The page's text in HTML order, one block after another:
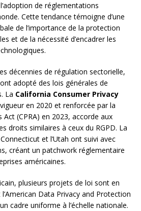
de réglementations
Cette tendance témoigne d’une
de l’importance de la protection
et de la nécessité d’encadrer les
décennies de régulation sectorielle,
adopté des lois générales de
La California Consumer Privacy
en 2020 et renforcée par la
Act (CPRA) en 2023, accorde aux
droits similaires à ceux du RGPD. La
et l’Utah ont suivi avec
créant un patchwork réglementaire
américaines.
plusieurs projets de loi sont en
Data Privacy and Protection
cadre uniforme à l’échelle nationale.